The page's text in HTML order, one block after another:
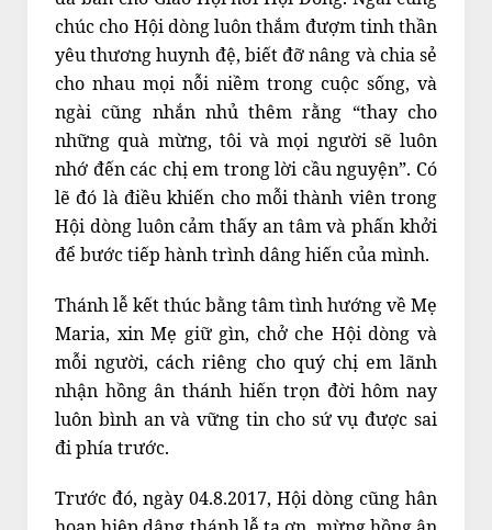
chúc cho Hội dòng luôn thắm đượm tinh thần
yêu thương huynh đệ, biết đỡ nâng và chia sẻ
cho nhau mọi nỗi niềm trong cuộc sống, và
ngài cũng nhắn nhủ thêm rằng “thay cho
những quà mừng, tôi và mọi người sẽ luôn
nhớ đến các chị em trong lời cầu nguyện”. Có
lẽ đó là điều khiến cho mỗi thành viên trong
Hội dòng luôn cảm thấy an tâm và phấn khởi
để bước tiếp hành trình dâng hiến của mình.
Thánh lễ kết thúc bằng tâm tình hướng về Mẹ
Maria, xin Mẹ giữ gìn, chở che Hội dòng và
mỗi người, cách riêng cho quý chị em lãnh
nhận hồng ân thánh hiến trọn đời hôm nay
luôn bình an và vững tin cho sứ vụ được sai
đi phía trước.
Trước đó, ngày 04.8.2017, Hội dòng cũng hân